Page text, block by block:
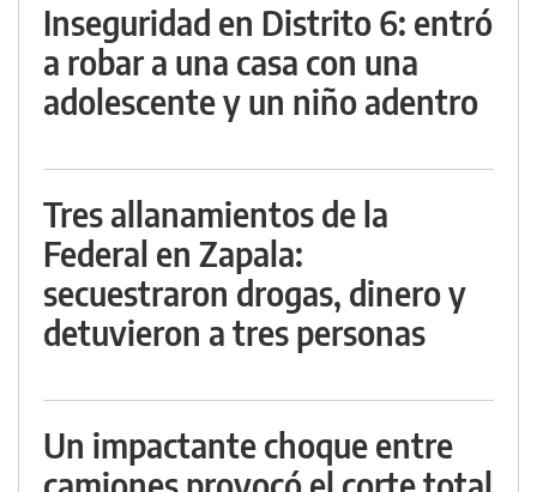
Inseguridad en Distrito 6: entró
a robar a una casa con una
adolescente y un niño adentro
Tres allanamientos de la
Federal en Zapala:
secuestraron drogas, dinero y
detuvieron a tres personas
Un impactante choque entre